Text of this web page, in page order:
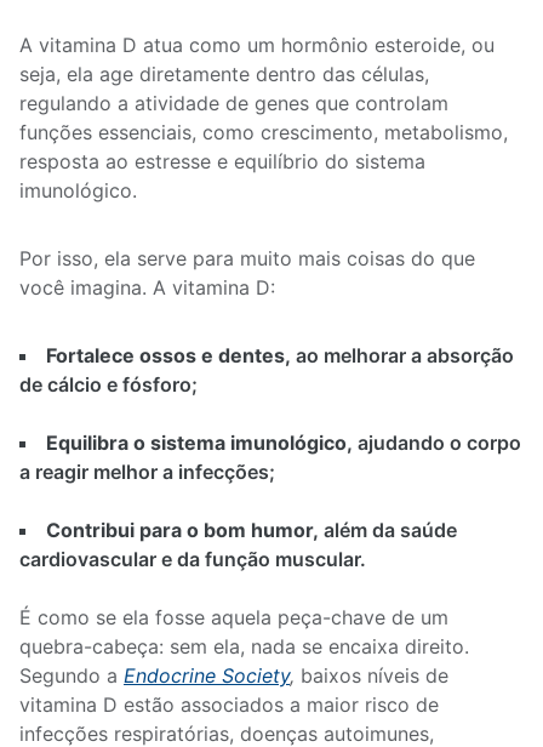
A vitamina D atua como um hormônio esteroide, ou
seja, ela age diretamente dentro das células,
regulando a atividade de genes que controlam
funções essenciais, como crescimento, metabolismo,
resposta ao estresse e equilíbrio do sistema
imunológico.
Por isso, ela serve para muito mais coisas do que
você imagina. A vitamina D:
Fortalece ossos e dentes, ao melhorar a absorção
de cálcio e fósforo;
Equilibra o sistema imunológico, ajudando o corpo
a reagir melhor a infecções;
Contribui para o bom humor, além da saúde
cardiovascular e da função muscular.
É como se ela fosse aquela peça-chave de um
quebra-cabeça: sem ela, nada se encaixa direito.
Segundo a Endocrine Society, baixos níveis de
vitamina D estão associados a maior risco de
infecções respiratórias, doenças autoimunes,